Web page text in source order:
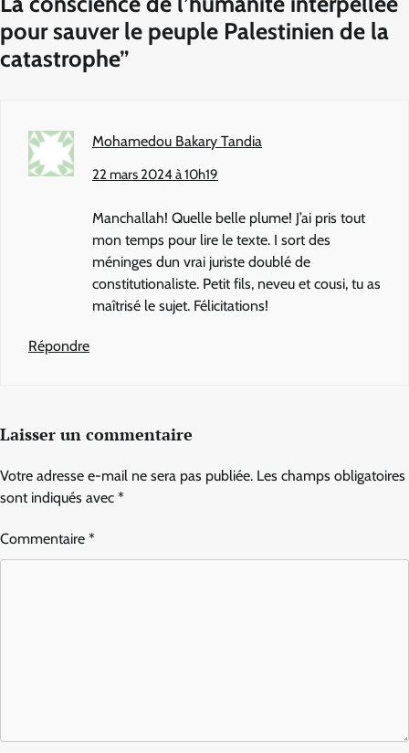
pour sauver le peuple Palestinien de la
catastrophe”
Mohamedou Bakary Tandia
22 mars 2024 à 10h19
Manchallah! Quelle belle plume! J’ai pris tout
mon temps pour lire le texte. I sort des
méninges dun vrai juriste doublé de
constitutionaliste. Petit fils, neveu et cousi, tu as
maîtrisé le sujet. Félicitations!
Répondre
Laisser un commentaire
Votre adresse e-mail ne sera pas publiée. Les champs obligatoires
sont indiqués avec *
Commentaire *